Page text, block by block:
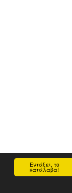
Εντάξει, το
κατάλαβα!